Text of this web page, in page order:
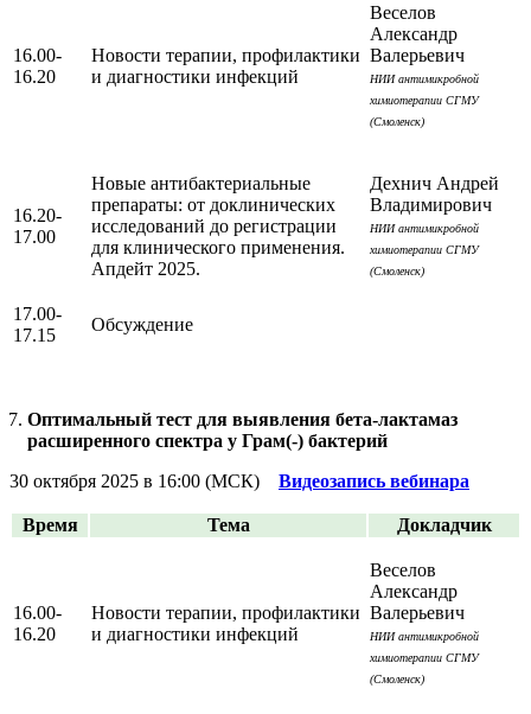
16.00-
16.20
Новости терапии, профилактики
и диагностики инфекций
Веселов
Александр
Валерьевич
НИИ антимикробной
химиотерапии СГМУ
(Смоленск)
16.20-
17.00
Новые антибактериальные
препараты: от доклинических
исследований до регистрации
для клинического применения.
Апдейт 2025.
Дехнич Андрей
Владимирович
НИИ антимикробной
химиотерапии СГМУ
(Смоленск)
17.00-
17.15
Обсуждение
Оптимальный тест для выявления бета-лактамаз
расширенного спектра у Грам(-) бактерий
30 октября 2025 в 16:00 (МСК) Видеозапись вебинара
Время Тема Докладчик
16.00-
16.20
Новости терапии, профилактики
и диагностики инфекций
Веселов
Александр
Валерьевич
НИИ антимикробной
химиотерапии СГМУ
(Смоленск)